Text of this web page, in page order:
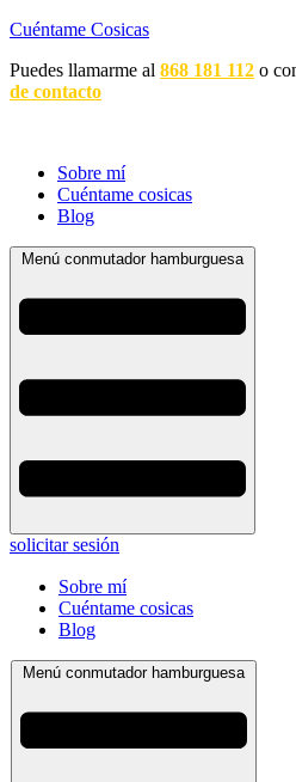
Cuéntame Cosicas
Puedes llamarme al 868 181 112 o
de contacto
Sobre mí
Cuéntame cosicas
Blog
Menú conmutador hamburguesa
solicitar sesión
Sobre mí
Cuéntame cosicas
Blog
Menú conmutador hamburguesa